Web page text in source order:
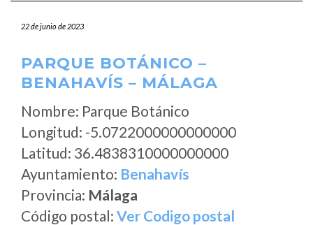
22 de junio de 2023
PARQUE BOTÁNICO –
BENAHAVÍS – MÁLAGA
Nombre: Parque Botánico
Longitud: -5.0722000000000000
Latitud: 36.4838310000000000
Ayuntamiento: Benahavís
Provincia: Málaga
Código postal: Ver Codigo postal